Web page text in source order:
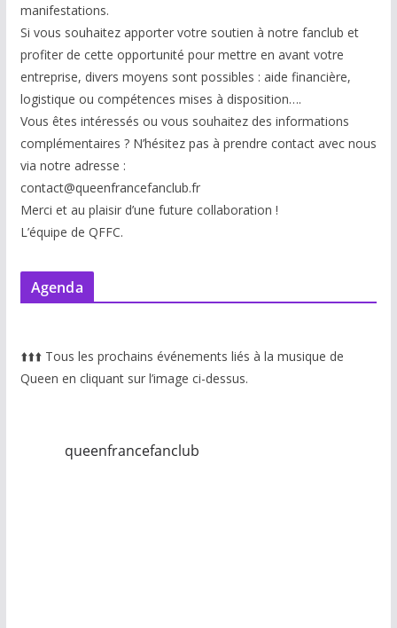
manifestations.
Si vous souhaitez apporter votre soutien à notre fanclub et
profiter de cette opportunité pour mettre en avant votre
entreprise, divers moyens sont possibles : aide financière,
logistique ou compétences mises à disposition….
Vous êtes intéressés ou vous souhaitez des informations
complémentaires ? N’hésitez pas à prendre contact avec nous
via notre adresse :
contact@queenfrancefanclub.fr
Merci et au plaisir d’une future collaboration !
L’équipe de QFFC.
Agenda
⬆️⬆️⬆️ Tous les prochains événements liés à la musique de
Queen en cliquant sur l’image ci-dessus.
queenfrancefanclub